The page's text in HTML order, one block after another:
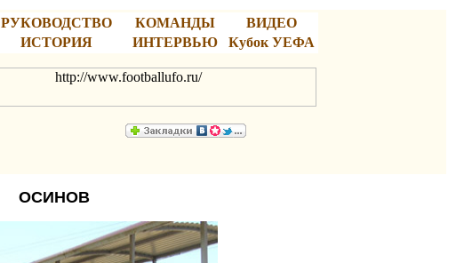
РУКОВОДСТВО КОМАНДЫ
ВИДЕО
ИСТОРИЯ ИНТЕРВЬЮ Кубок УЕФА
ОСИНОВ